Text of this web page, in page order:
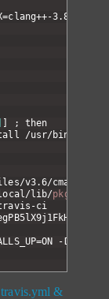
3.8
] ;
then
/usr/bin/gcov
v3.6/cmake-
lib/pkgconfig
ci
_ UP=ON -D
&